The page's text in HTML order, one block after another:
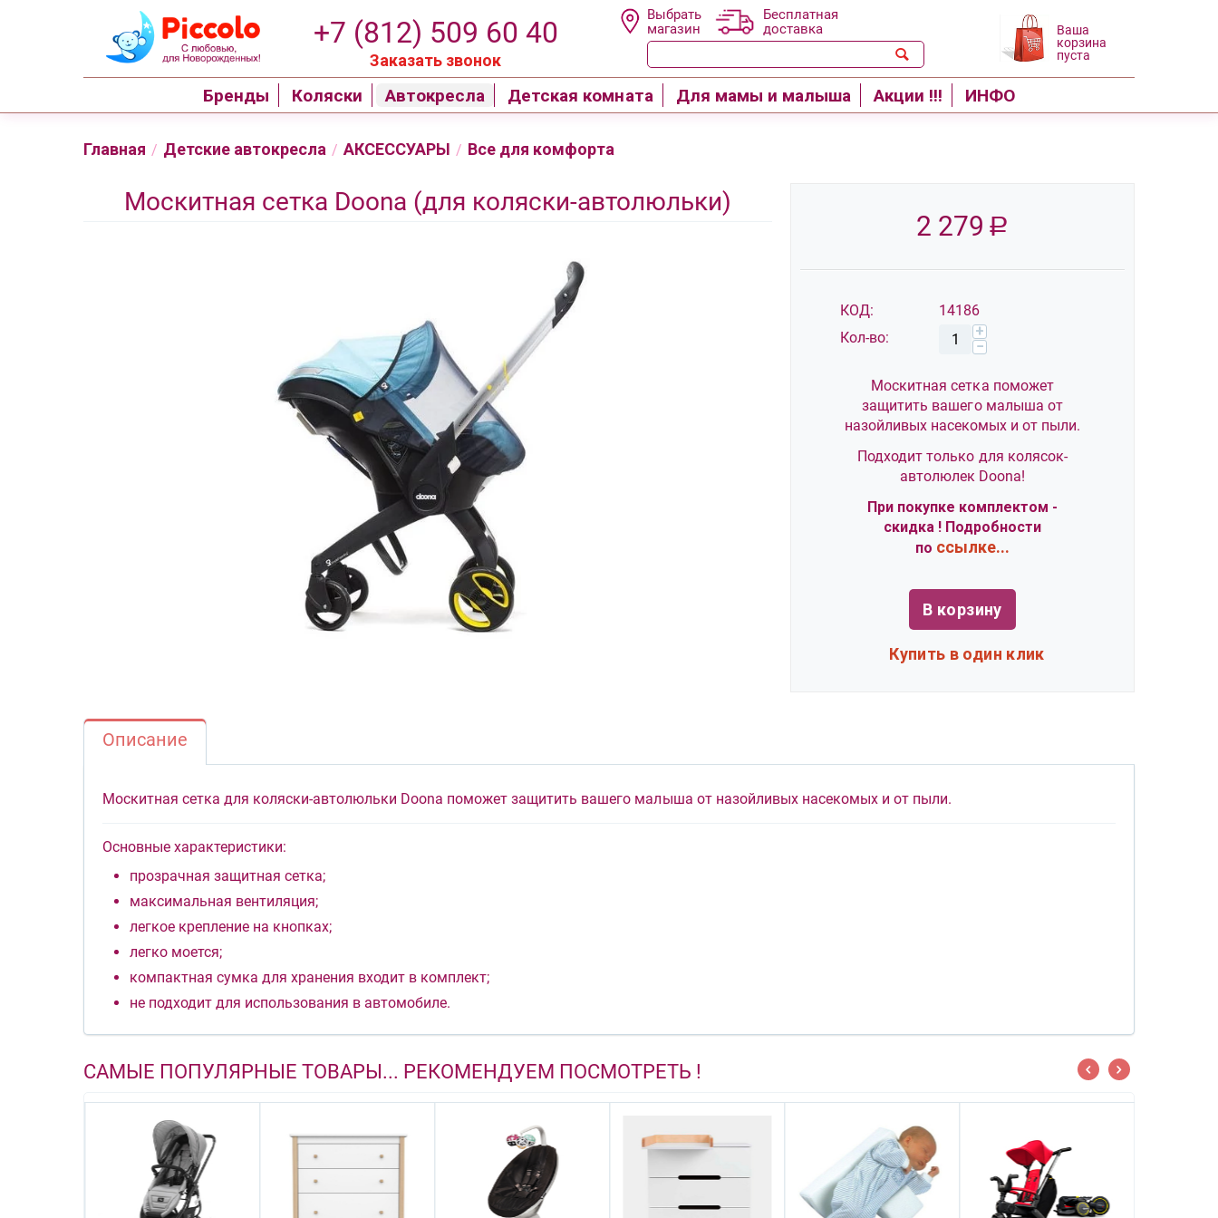
+7 (812) 509 60 40
Заказать звонок
Выбрать
магазин
Бесплатная
доставка
Ваша
корзина
пуста
Бренды Коляски Автокресла Детская комната Для мамы и малыша Акции !!! ИНФО
Главная / Детские автокресла / АКСЕССУАРЫ / Все для комфорта
Москитная сетка Doona (для коляски-автолюльки)
2 279 Р
КОД:
14186
Кол-во:
+
−
Москитная сетка поможет
защитить вашего малыша от
назойливых насекомых и от пыли.
Подходит только для колясок-
автолюлек Doona!
При покупке комплектом -
скидка ! Подробности
по ссылке...
В корзину
Купить в один клик
Описание
Москитная сетка для коляски-автолюльки Doona поможет защитить вашего малыша от назойливых насекомых и от пыли.
Основные характеристики:
прозрачная защитная сетка;
максимальная вентиляция;
легкое крепление на кнопках;
легко моется;
компактная сумка для хранения входит в комплект;
не подходит для использования в автомобиле.
САМЫЕ ПОПУЛЯРНЫЕ ТОВАРЫ... РЕКОМЕНДУЕМ ПОСМОТРЕТЬ !